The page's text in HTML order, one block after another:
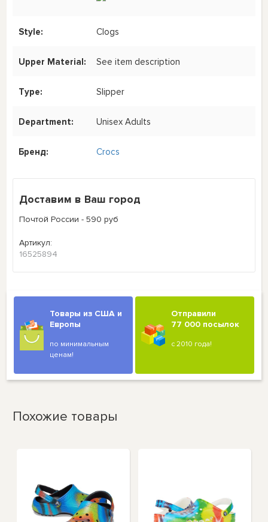
Style: Clogs
Upper Material: See item description
Type: Slipper
Department: Unisex Adults
Бренд: Crocs
Доставим в Ваш город
Почтой России - 590 руб
Артикул:
16525894
Товары из США и
Европы
по минимальным
ценам!
Отправили
77 000 посылок
с 2010 года!
Похожие товары